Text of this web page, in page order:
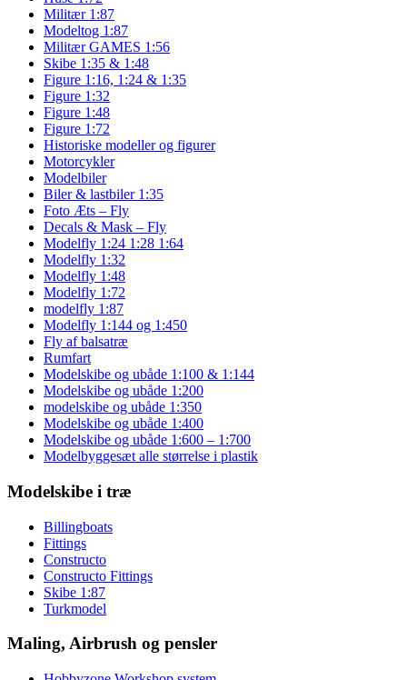
Militær 1:87
Modeltog 1:87
Militær GAMES 1:56
Skibe 1:35 & 1:48
Figure 1:16, 1:24 & 1:35
Figure 1:32
Figure 1:48
Figure 1:72
Historiske modeller og figurer
Motorcykler
Modelbiler
Biler & lastbiler 1:35
Foto Æts – Fly
Decals & Mask – Fly
Modelfly 1:24 1:28 1:64
Modelfly 1:32
Modelfly 1:48
Modelfly 1:72
modelfly 1:87
Modelfly 1:144 og 1:450
Fly af balsatræ
Rumfart
Modelskibe og ubåde 1:100 & 1:144
Modelskibe og ubåde 1:200
modelskibe og ubåde 1:350
Modelskibe og ubåde 1:400
Modelskibe og ubåde 1:600 – 1:700
Modelbyggesæt alle størrelse i plastik
Modelskibe i træ
Billingboats
Fittings
Constructo
Constructo Fittings
Skibe 1:87
Turkmodel
Maling, Airbrush og pensler